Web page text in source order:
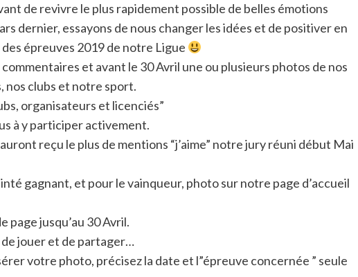
de revivre le plus rapidement possible de belles émotions
dernier, essayons de nous changer les idées et de positiver en
épreuves 2019 de notre Ligue
et avant le 30 Avril une ou plusieurs photos de nos
nos clubs et notre sport.
organisateurs et licenciés”
à y participer activement.
reçu le plus de mentions “j’aime” notre jury réuni début Mai
gagnant, et pour le vainqueur, photo sur notre page d’accueil
page jusqu’au 30 Avril.
de jouer et de partager…
votre photo, précisez la date et l”épreuve concernée ” seule